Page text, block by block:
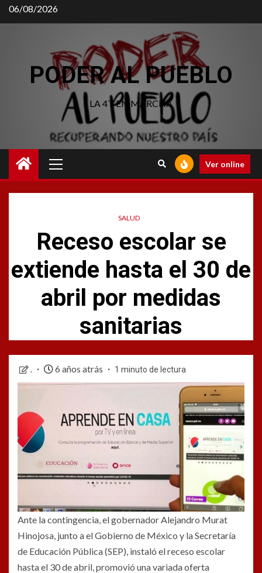
06/08/2026
PODER AL PUEBLO
LA 4T EN MARCHA
Ver online
SALUD
Receso escolar se
extiende hasta el 30 de
abril por medidas
sanitarias
. 6 años atrás 1 minuto de lectura
Ante la contingencia, el gobernador Alejandro Murat
Hinojosa, junto a el Gobierno de México y la Secretaría
de Educación Pública (SEP), instaló el receso escolar
hasta el 30 de abril, promovió una variada oferta